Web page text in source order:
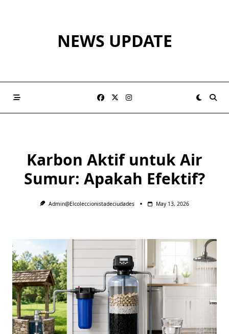
NEWS UPDATE
Karbon Aktif untuk Air
Sumur: Apakah Efektif?
Admin@elcoleccionistadeciudades May 13, 2026